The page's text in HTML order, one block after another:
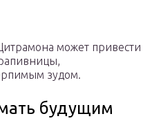
может привести
зудом.
будущим